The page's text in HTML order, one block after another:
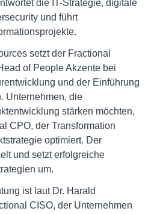
die IT-Strategie, digitale
und führt
setzt der Fractional
of People Akzente bei
und der Einführung
Unternehmen, die
stärken möchten,
CPO, der Transformation
optimiert. Der
und setzt erfolgreiche
um.
ist laut Dr. Harald
CISO, der Unternehmen